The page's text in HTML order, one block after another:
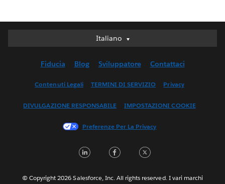
Italiano
Italiano
English (UK)
Français (Canada)
한국어
Português
Fiducia Blog Sviluppatore Contattaci
Contenuti Legali TERMINI DI SERVIZIO Privacy
DIVULGAZIONE RESPONSABILE IMPOSTAZIONI COOKIE
Preferenze Per La Privacy
LinkedInFacebook
© Copyright 2026 Salesforce, Inc. All rights reserved. I vari marchi